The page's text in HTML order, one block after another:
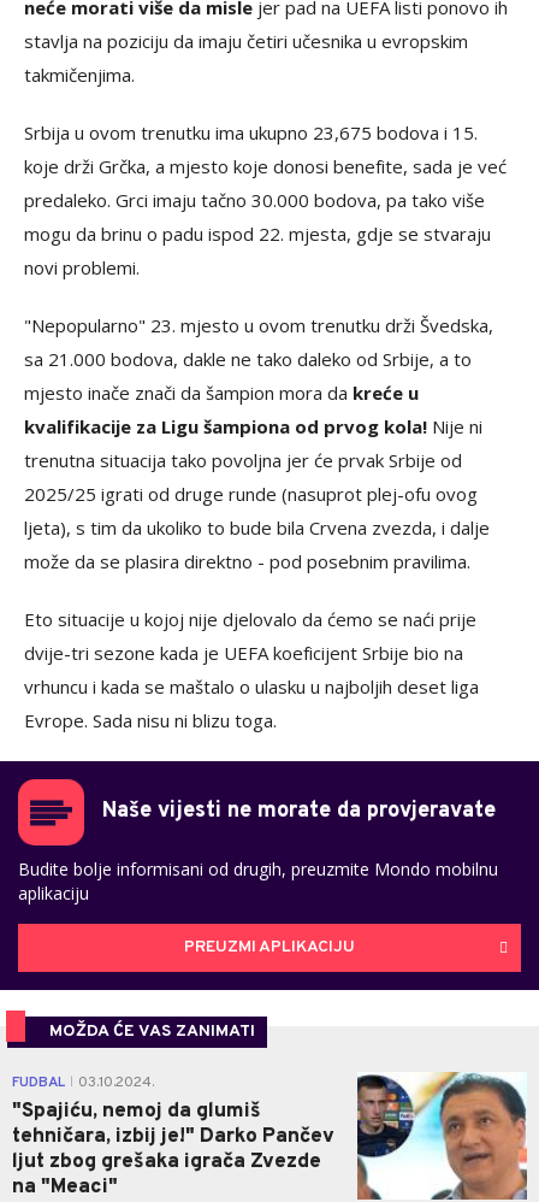
neće morati više da misle jer pad na UEFA listi ponovo ih
stavlja na poziciju da imaju četiri učesnika u evropskim
takmičenjima.
Srbija u ovom trenutku ima ukupno 23,675 bodova i 15.
koje drži Grčka, a mjesto koje donosi benefite, sada je već
predaleko. Grci imaju tačno 30.000 bodova, pa tako više
mogu da brinu o padu ispod 22. mjesta, gdje se stvaraju
novi problemi.
"Nepopularno" 23. mjesto u ovom trenutku drži Švedska,
sa 21.000 bodova, dakle ne tako daleko od Srbije, a to
mjesto inače znači da šampion mora da kreće u
kvalifikacije za Ligu šampiona od prvog kola! Nije ni
trenutna situacija tako povoljna jer će prvak Srbije od
2025/25 igrati od druge runde (nasuprot plej-ofu ovog
ljeta), s tim da ukoliko to bude bila Crvena zvezda, i dalje
može da se plasira direktno - pod posebnim pravilima.
Eto situacije u kojoj nije djelovalo da ćemo se naći prije
dvije-tri sezone kada je UEFA koeficijent Srbije bio na
vrhuncu i kada se maštalo o ulasku u najboljih deset liga
Evrope. Sada nisu ni blizu toga.
Naše vijesti ne morate da provjeravate
Budite bolje informisani od drugih, preuzmite Mondo mobilnu
aplikaciju
PREUZMI APLIKACIJU
MOŽDA ĆE VAS ZANIMATI
FUDBAL 03.10.2024.
"Spajiću, nemoj da glumiš
tehničara, izbij je!" Darko Pančev
ljut zbog grešaka igrača Zvezde
na "Meaci"